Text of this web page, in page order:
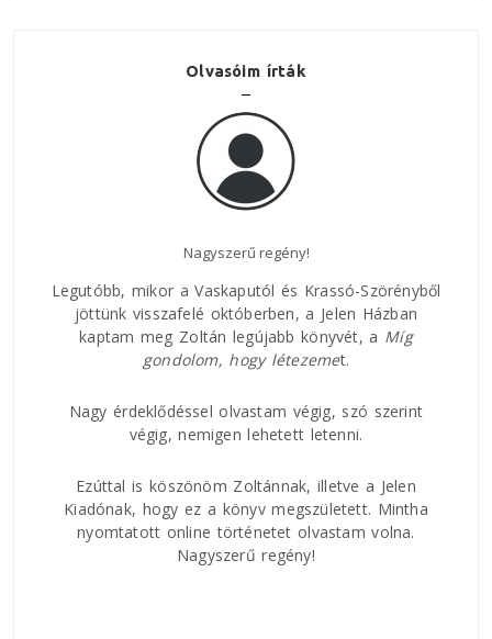
Olvasóim írták
Nagyszerű regény!
Legutóbb, mikor a Vaskaputól és Krassó-Szörényből
jöttünk visszafelé októberben, a Jelen Házban
kaptam meg Zoltán legújabb könyvét, a Míg
gondolom, hogy létezemet.
Nagy érdeklődéssel olvastam végig, szó szerint
végig, nemigen lehetett letenni.
Ezúttal is köszönöm Zoltánnak, illetve a Jelen
Kiadónak, hogy ez a könyv megszületett. Mintha
nyomtatott online történetet olvastam volna.
Nagyszerű regény!